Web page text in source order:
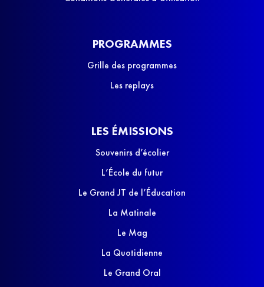
PROGRAMMES
Grille des programmes
Les replays
LES ÉMISSIONS
Souvenirs d’écolier
L’École du futur
Le Grand JT de l’Éducation
La Matinale
Le Mag
La Quotidienne
Le Grand Oral